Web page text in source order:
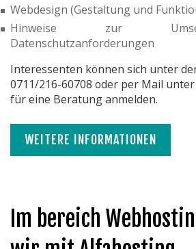
Webdesign (Gestaltung und
Hinweise zur
Datenschutzanforderungen
Interessenten können sich unter
0711/216-60708 oder per Mail unter
für eine Beratung anmelden.
WEITERE INFORMATIONEN
Im bereich